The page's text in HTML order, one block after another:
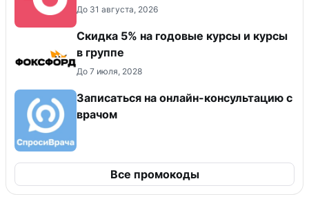
До 31 августа, 2026
Скидка 5% на годовые курсы и курсы
в группе
До 7 июля, 2028
Записаться на онлайн-консультацию с
врачом
Все промокоды